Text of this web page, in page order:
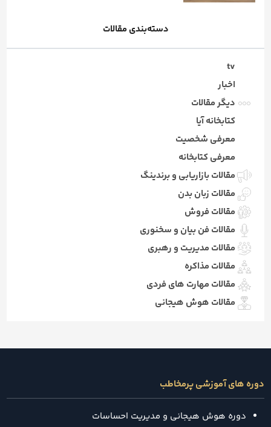
دسته‌بندی مقالات
tv
اخبار
دیگر مقالات
کتابخانه آیا
معرفی شخصیت
معرفی کتابخانه
مقالات بازاریابی و برندینگ
مقالات زبان بدن
مقالات فروش
مقالات فن بیان و سخنوری
مقالات مدیریت و رهبری
مقالات مذاکره
مقالات مهارت های فردی
مقالات هوش هیجانی
دوره های آموزشی پرمخاطب
دوره هوش هیجانی و مدیریت احساسات